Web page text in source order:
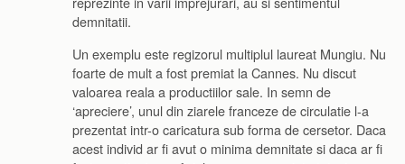
demnitatii.
Un exemplu este regizorul multiplul laureat Mungiu. Nu
foarte de mult a fost premiat la Cannes. Nu discut
valoarea reala a productiilor sale. In semn de
‘apreciere’, unul din ziarele franceze de circulatie l-a
prezentat intr-o caricatura sub forma de cersetor. Daca
acest individ ar fi avut o minima demnitate si daca ar fi